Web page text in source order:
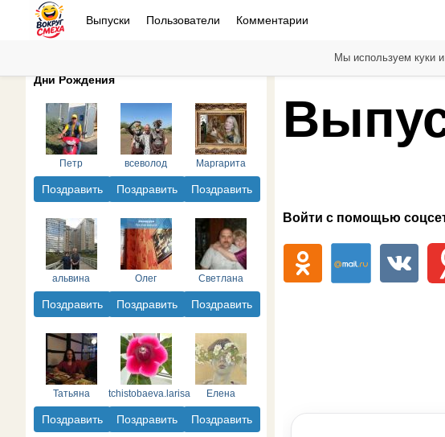
Выпуски Пользователи Комментарии
Дни Рождения
Петр
Поздравить
всеволод
Поздравить
Маргарита
Поздравить
альвина
Поздравить
Олег
Поздравить
Светлана
Поздравить
Татьяна
Поздравить
tchistobaeva.larisa
Поздравить
Елена
Поздравить
Войти с помощью
Мы используем куки